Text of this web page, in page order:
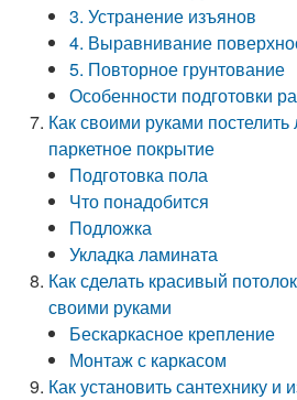
3. Устранение изъянов
4. Выравнивание
5. Повторное грунтование
Особенности подготовки
Как своими руками
паркетное покрытие
Подготовка пола
Что понадобится
Подложка
Укладка ламината
Как сделать красивый
своими руками
Бескаркасное крепление
Монтаж с каркасом
Как установить сантехнику и